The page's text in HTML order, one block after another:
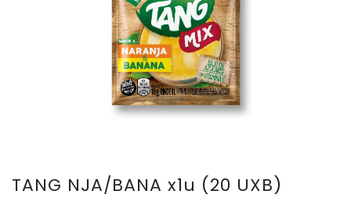
TANG NJA/BANA x1u (20 UXB)